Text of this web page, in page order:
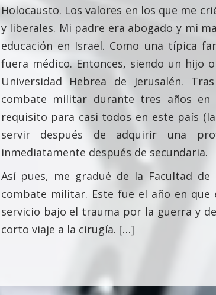
Holocausto. Los valores en los que me
y liberales. Mi padre era abogado y mi
educación en Israel. Como una típica
fuera médico. Entonces, siendo un hijo
Universidad Hebrea de Jerusalén.
combate militar durante tres años en
requisito para casi todos en este país
servir después de adquirir una
inmediatamente después de secundaria.
Así pues, me gradué de la Facultad
combate militar. Este fue el año en
servicio bajo el trauma por la guerra y
corto viaje a la cirugía.​ […]